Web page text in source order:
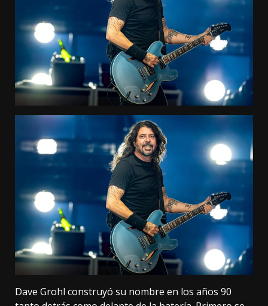
Dave Grohl construyó su nombre en los años 90